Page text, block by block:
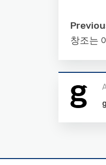
창조는